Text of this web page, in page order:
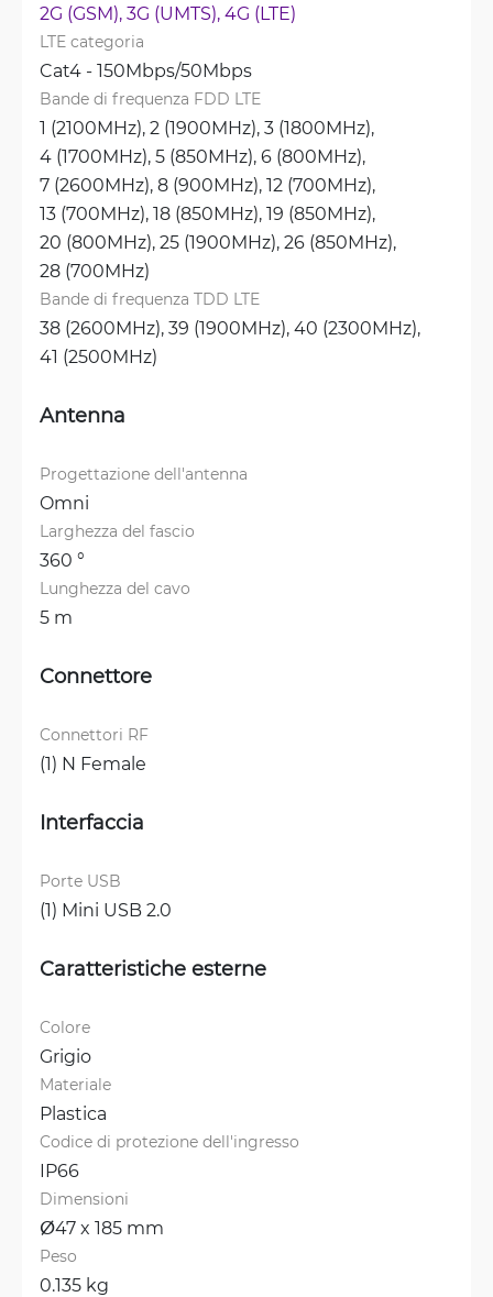
2G (GSM), 3G (UMTS), 4G (LTE)
LTE categoria
Cat4 - 150Mbps/50Mbps
Bande di frequenza FDD LTE
1 (2100MHz), 2 (1900MHz), 3 (1800MHz),
4 (1700MHz), 5 (850MHz), 6 (800MHz),
7 (2600MHz), 8 (900MHz), 12 (700MHz),
13 (700MHz), 18 (850MHz), 19 (850MHz),
20 (800MHz), 25 (1900MHz), 26 (850MHz),
28 (700MHz)
Bande di frequenza TDD LTE
38 (2600MHz), 39 (1900MHz), 40 (2300MHz),
41 (2500MHz)
Antenna
Progettazione dell'antenna
Omni
Larghezza del fascio
360 °
Lunghezza del cavo
5 m
Connettore
Connettori RF
(1) N Female
Interfaccia
Porte USB
(1) Mini USB 2.0
Caratteristiche esterne
Colore
Grigio
Materiale
Plastica
Codice di protezione dell'ingresso
IP66
Dimensioni
ⵁ47 x 185 mm
Peso
0.135 kg